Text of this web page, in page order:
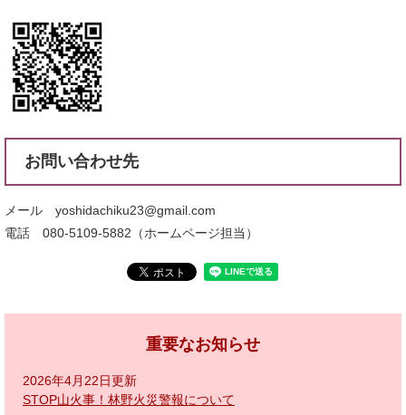
お問い合わせ先
メール yoshidachiku23@gmail.com
電話 080-5109-5882（ホームページ担当）
重要なお知らせ
2026年4月22日更新
STOP山火事！林野火災警報について